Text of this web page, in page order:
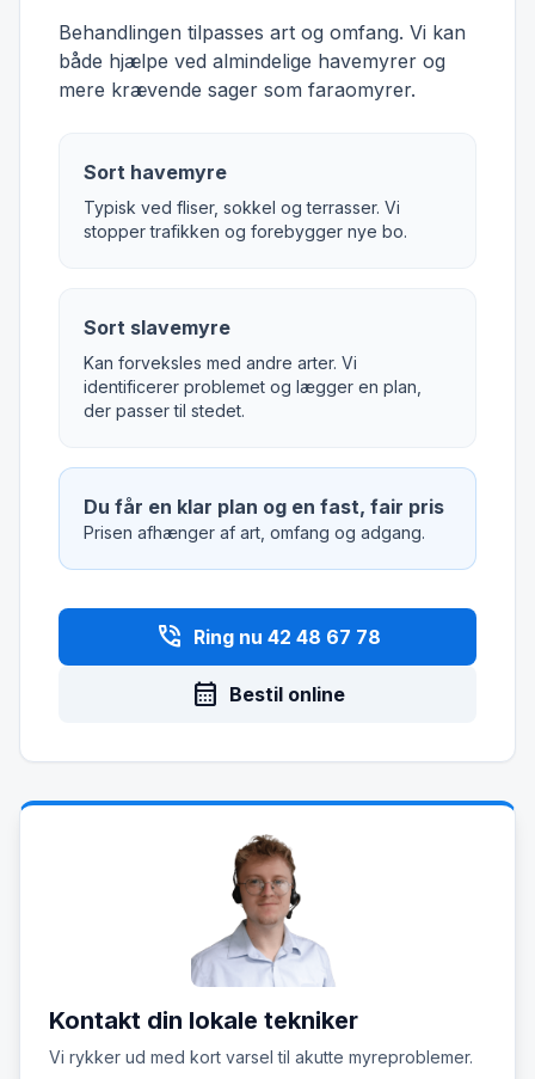
Behandlingen tilpasses art og omfang. Vi kan
både hjælpe ved almindelige havemyrer og
mere krævende sager som faraomyrer.
Sort havemyre
Typisk ved fliser, sokkel og terrasser. Vi
stopper trafikken og forebygger nye bo.
Sort slavemyre
Kan forveksles med andre arter. Vi
identificerer problemet og lægger en plan,
der passer til stedet.
Du får en klar plan og en fast, fair pris
Prisen afhænger af art, omfang og adgang.
phone_in_talk Ring nu 42 48 67 78
calendar_month Bestil online
Kontakt din lokale tekniker
Vi rykker ud med kort varsel til akutte myreproblemer.